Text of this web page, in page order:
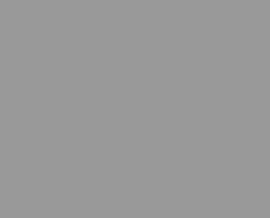
otvoru [kov]
[zdivo]